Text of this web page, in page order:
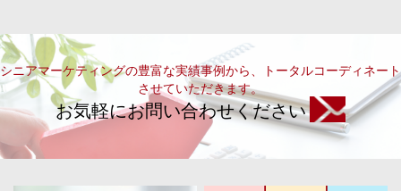
シニアマーケティングの豊富な実績事例から、トータルコーディネート
させていただきます。
お気軽にお問い合わせください